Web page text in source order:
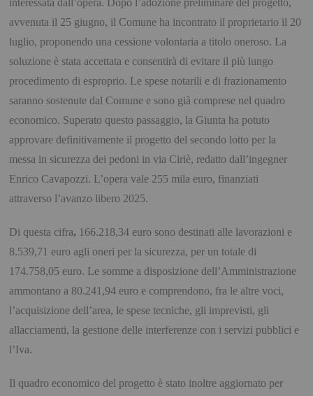
interessata dall’opera. Dopo l’adozione preliminare del progetto,
avvenuta il 25 giugno, il Comune ha incontrato il proprietario il 20
luglio, proponendo una cessione volontaria a titolo oneroso. La
soluzione è stata accettata e consentirà di evitare il più lungo
procedimento di esproprio. Le spese notarili e di frazionamento
saranno sostenute dal Comune e sono già comprese nel quadro
economico. Superato questo passaggio, la Giunta ha potuto
approvare definitivamente il progetto del secondo lotto per la
messa in sicurezza dei pedoni in via Ciriè, redatto dall’ingegner
Enrico Cavapozzi. L’opera vale 255 mila euro, finanziati
attraverso l’avanzo libero 2025.
Di questa cifra, 166.218,34 euro sono destinati alle lavorazioni e
8.539,71 euro agli oneri per la sicurezza, per un totale di
174.758,05 euro. Le somme a disposizione dell’Amministrazione
ammontano a 80.241,94 euro e comprendono, fra le altre voci,
l’acquisizione dell’area, le spese tecniche, gli imprevisti, gli
allacciamenti, la gestione delle interferenze con i servizi pubblici e
l’Iva.
Il quadro economico del progetto è stato inoltre aggiornato per